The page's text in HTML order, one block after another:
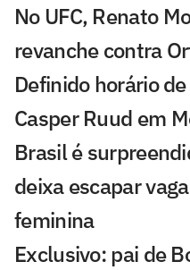
No UFC, Renato
revanche contra
Definido horário
Casper Ruud em
Brasil é
deixa escapar
feminina
Exclusivo: pai de